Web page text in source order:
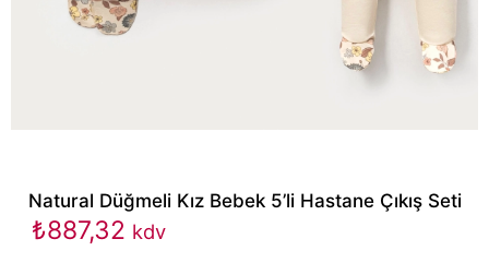
Natural Düğmeli Kız Bebek 5’li Hastane Çıkış Seti
₺887,32 kdv